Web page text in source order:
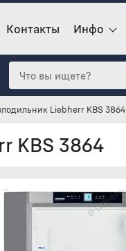
Контакты Инфо
Liebherr KBS 3864
KBS 3864